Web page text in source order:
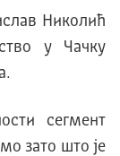
Николић
у Чачку
сегмент
зато што је